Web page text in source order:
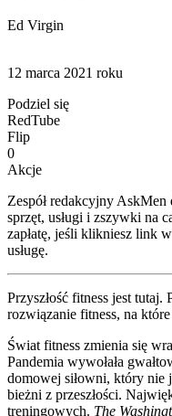
Ed Virgin
12 marca 2021 roku
Podziel się
RedTube
Flip
0
Akcje
Zespół redakcyjny AskMen
sprzęt, usługi i zszywki na
zapłatę, jeśli klikniesz link
usługę.
Przyszłość fitness jest
rozwiązanie fitness, na
Świat fitness zmienia się
Pandemia wywołała
domowej siłowni, który nie
bieżni z przeszłości.
treningowych. The